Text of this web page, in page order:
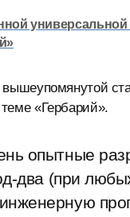
«Гербарий».
опытные
два (при